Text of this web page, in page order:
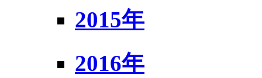
2015年
2016年